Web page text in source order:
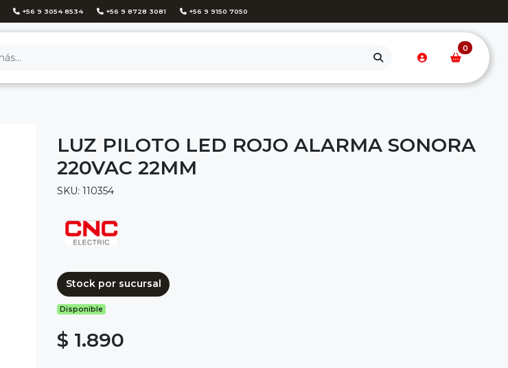
+56 9 3054 8534 +56 9 8728 3081 +56 9 9150 7050
0
LUZ PILOTO LED ROJO ALARMA SONORA
220VAC 22MM
SKU: 110354
Stock por sucursal
Disponible
$ 1.890